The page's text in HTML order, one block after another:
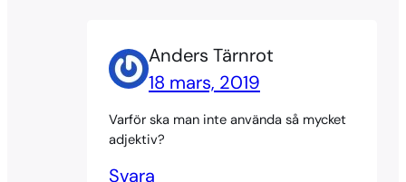
Anders Tärnrot
18 mars, 2019
Varför ska man inte använda så mycket
adjektiv?
Svara